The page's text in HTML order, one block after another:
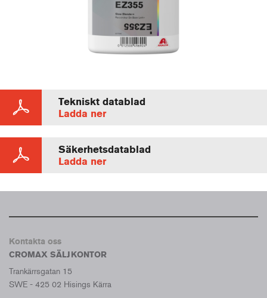
Tekniskt datablad
Ladda ner
Säkerhetsdatablad
Ladda ner
Kontakta oss
CROMAX SÄLJKONTOR
Trankärrsgatan 15
SWE - 425 02 Hisings Kärra